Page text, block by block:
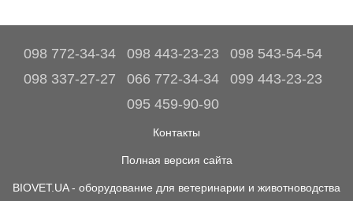
098 772-34-34 098 443-23-23
098 543-54-54
098 337-27-27
066 772-34-34
099 443-23-23
095 459-90-90
Контакты
Полная версия сайта
BIOVET.UA - оборудование для ветеринарии и животноводства